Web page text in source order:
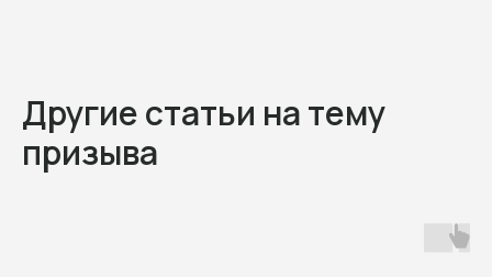
Другие статьи на тему
призыва